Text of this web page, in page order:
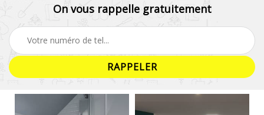
On vous rappelle gratuitement